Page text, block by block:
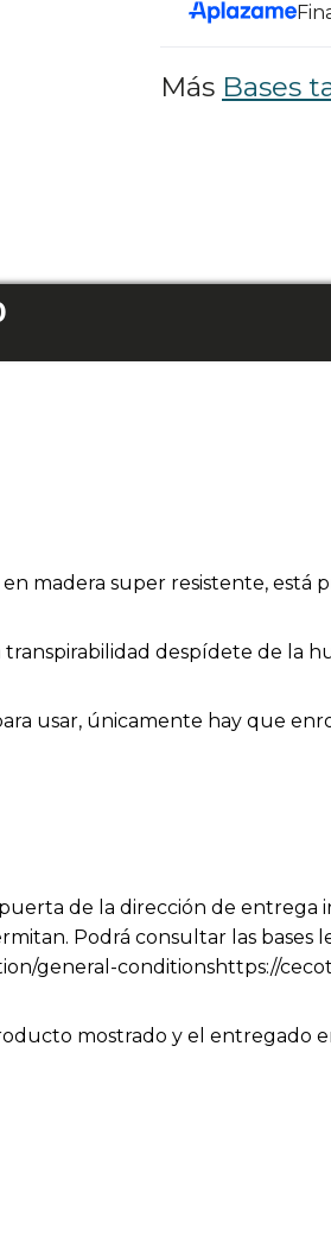
Más Bases
madera super resistente,
transpirabilidad despídete de la
usar, únicamente hay que
de la dirección de entrega
Podrá consultar las bases
general-conditionshttps://
mostrado y el entregado